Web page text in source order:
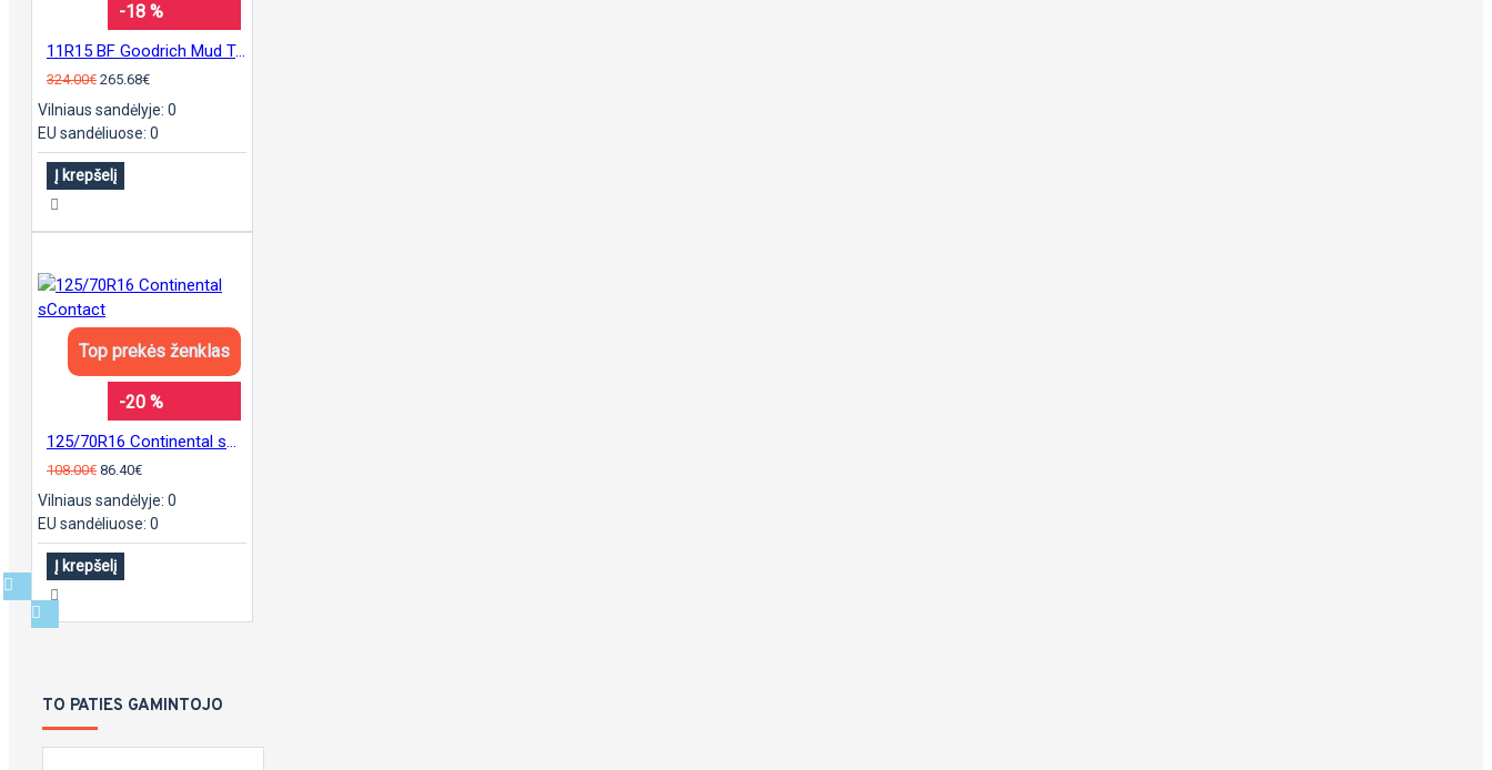
-18 %
11R15 BF Goodrich Mud Terrain KM3
324.00€ 265.68€
Vilniaus sandėlyje: 0
EU sandėliuose: 0
Į krepšelį
Top prekės ženklas
-20 %
125/70R16 Continental sContact
108.00€ 86.40€
Vilniaus sandėlyje: 0
EU sandėliuose: 0
Į krepšelį
TO PATIES GAMINTOJO